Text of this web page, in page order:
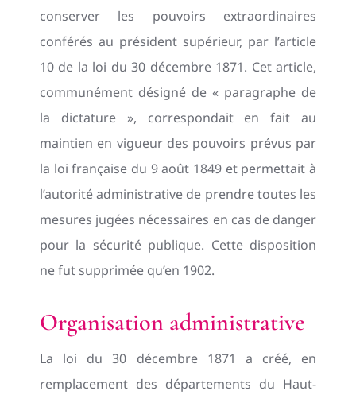
conserver les pouvoirs extraordinaires
conférés au président supérieur, par l’article
10 de la loi du 30 décembre 1871. Cet article,
communément désigné de « paragraphe de
la dictature », correspondait en fait au
maintien en vigueur des pouvoirs prévus par
la loi française du 9 août 1849 et permettait à
l’autorité administrative de prendre toutes les
mesures jugées nécessaires en cas de danger
pour la sécurité publique. Cette disposition
ne fut supprimée qu’en 1902.
Organisation administrative
La loi du 30 décembre 1871 a créé, en
remplacement des départements du Haut-